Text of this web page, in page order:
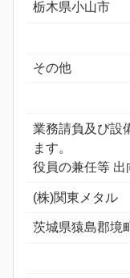
栃木県小山市
その他
業務請負及び設
ます。
役員の兼任等
(株)関東メタル
茨城県猿島郡境